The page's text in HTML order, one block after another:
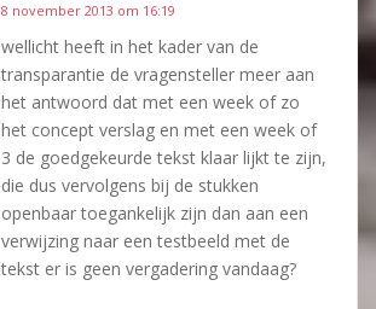
8 november 2013 om 16:19
wellicht heeft in het kader van de
transparantie de vragensteller meer aan
het antwoord dat met een week of zo
het concept verslag en met een week of
3 de goedgekeurde tekst klaar lijkt te zijn,
die dus vervolgens bij de stukken
openbaar toegankelijk zijn dan aan een
verwijzing naar een testbeeld met de
tekst er is geen vergadering vandaag?